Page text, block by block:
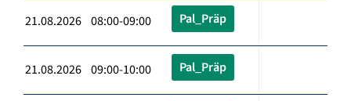
21.08.2026 08:00-09:00 Pal_Präp
21.08.2026 09:00-10:00 Pal_Präp